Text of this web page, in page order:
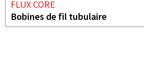
FLUX CORE
Bobines de fil tubulaire